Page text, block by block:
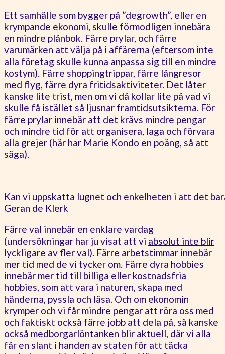
Ett samhälle som bygger på ”degrowth”, eller en
krympande ekonomi, skulle förmodligen innebära
en mindre plånbok. Färre prylar, och färre
varumärken att välja på i affärerna (eftersom inte
alla företag skulle kunna anpassa sig till en mindre
kostym). Färre shoppingtrippar, färre långresor
med flyg, färre dyra fritidsaktiviteter. Det låter
kanske lite trist, men om vi då kollar lite på vad vi
skulle få istället så ljusnar framtidsutsikterna. För
färre prylar innebär att det krävs mindre pengar
och mindre tid för att organisera, laga och förvara
alla grejer (här har Marie Kondo en poäng, så att
säga).
Kan vi uppskatta lugnet och enkelheten i att det
Geran de Klerk
Färre val innebär en enklare vardag
(undersökningar har ju visat att vi absolut inte blir
lyckligare av fler val). Färre arbetstimmar innebär
mer tid med de vi tycker om. Färre dyra hobbies
innebär mer tid till billiga eller kostnadsfria
hobbies, som att vara i naturen, skapa med
händerna, pyssla och läsa. Och om ekonomin
krymper och vi får mindre pengar att röra oss med
och faktiskt också färre jobb att dela på, så kanske
också medborgarlöntanken blir aktuell, där vi alla
får en slant i handen av staten för att täcka